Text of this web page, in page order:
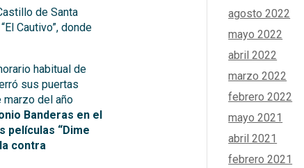
de Santa
Cautivo”, donde
habitual de
sus puertas
del año
Banderas en el
películas “Dime
contra
agosto 2022
mayo 2022
abril 2022
marzo 2022
febrero 2022
mayo 2021
abril 2021
febrero 2021